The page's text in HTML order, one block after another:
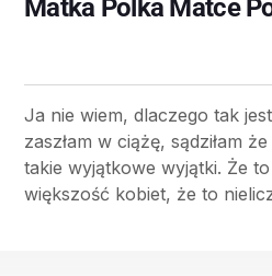
Matka Polka Matce
Ja nie wiem, dlaczego tak
zaszłam w ciążę, sądziłam
takie wyjątkowe wyjątki. Że
większość kobiet, że to